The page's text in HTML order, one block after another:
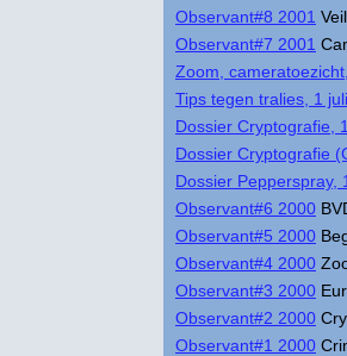
Observant#8 2001
Observant#7 2001
Zoom,
Tips tegen tralies, 1
Dossier Cryptografie,
Dossier Cryptografie
Dossier Pepperspray,
Observant#6 2000
Observant#5 2000
Observant#4 2000
Observant#3 2000
Observant#2 2000
Observant#1 2000